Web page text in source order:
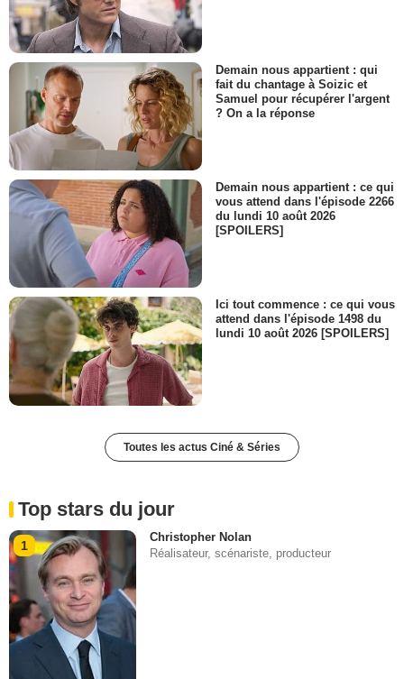
Demain nous appartient : qui
fait du chantage à Soizic et
Samuel pour récupérer l'argent
? On a la réponse
Demain nous appartient : ce qui
vous attend dans l'épisode 2266
du lundi 10 août 2026
[SPOILERS]
Ici tout commence : ce qui vous
attend dans l'épisode 1498 du
lundi 10 août 2026 [SPOILERS]
Toutes les actus Ciné & Séries
Top stars du jour
1
Christopher Nolan
Réalisateur, scénariste, producteur